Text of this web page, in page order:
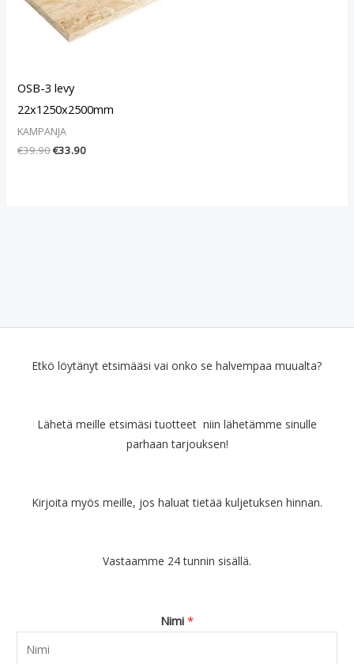
OSB-3 levy
22x1250x2500mm
KAMPANJA
€39.90€33.90
Etkö löytänyt etsimääsi vai onko se halvempaa muualta?
Lähetä meille etsimäsi tuotteet niin lähetämme sinulle
parhaan tarjouksen!
Kirjoita myös meille, jos haluat tietää kuljetuksen hinnan.
Vastaamme 24 tunnin sisällä.
Nimi *